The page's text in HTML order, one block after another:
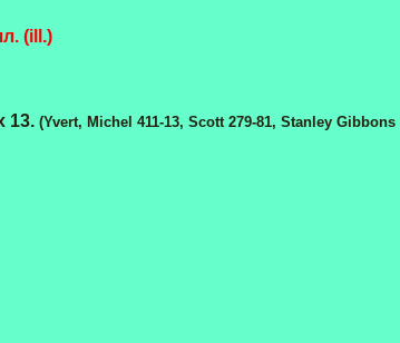
(ill.)
13. (Yvert, Michel 411-13, Scott 279-81, Stanley Gibbons